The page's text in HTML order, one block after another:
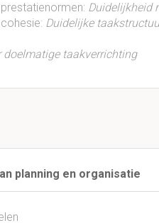
Duidelijkheid r
Duidelijke
doelmatige taakverrichting
planning en organisatie